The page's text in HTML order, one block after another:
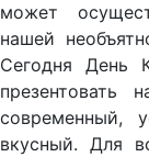
может
нашей
Сегодня День
современный,
вкусный. Для